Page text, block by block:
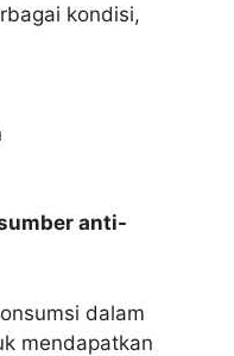
kondisi,
anti-
dalam
mendapatkan